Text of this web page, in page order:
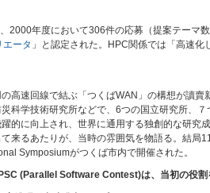
2000年度において306件の応募（提案テーマ
ータ 」と認定された。HPC関係では「高速
高速回線で結ぶ「つくばWAN」の構想が讀
科学技術研究所などで、6つの国立研究所、
的に向上され、世界に通用する独創的な研
来るあたりが、当時の雰囲気を物語る。結
Symposiumがつくば市内で開催された。
(Parallel Software Contest)は、当初の役割